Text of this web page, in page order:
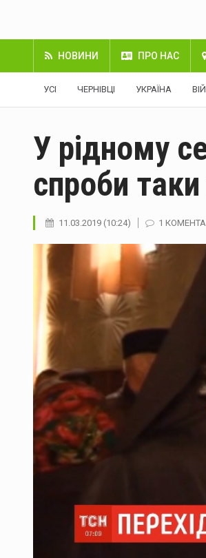
НОВИНИ ПРО НАС
УСІ ЧЕРНІВЦІ УКРАЇНА
У рідному
спроби
11.03.2019 (10:24) 1